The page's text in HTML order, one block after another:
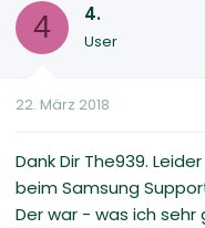
4 4.
User
22. März 2018
Dank Dir The939.
beim Samsung
Der war - was ich sehr